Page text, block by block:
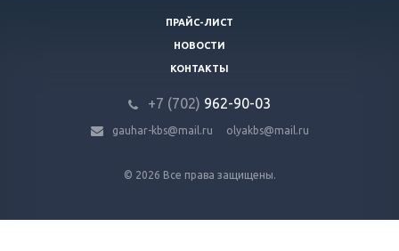
ПРАЙС-ЛИСТ
НОВОСТИ
КОНТАКТЫ
+7 (702) 962-90-03
gauhar-kbs@mail.ru olyakbs@mail.ru
© 2026 Все права защищены.